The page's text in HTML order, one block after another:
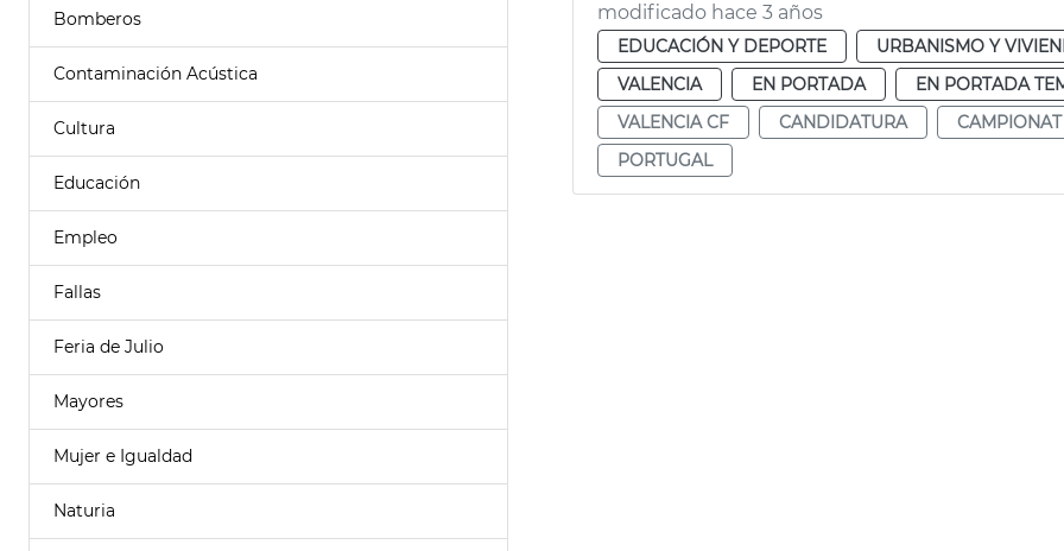
Bomberos
Contaminación Acústica
Cultura
Educación
Empleo
Fallas
Feria de Julio
Mayores
Mujer e Igualdad
Naturia
modificado hace 3 años
EDUCACIÓN Y DEPORTE
URBANISMO Y
VALENCIA
EN PORTADA
EN PORTADA
VALENCIA CF
CANDIDATURA
PORTUGAL